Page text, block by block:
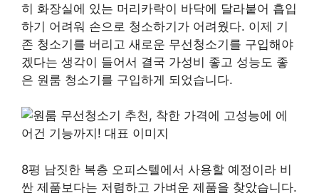
히 화장실에 있는 머리카락이 바닥에 달라붙어 흡입
하기 어려워 손으로 청소하기가 어려웠다. 이제 기
존 청소기를 버리고 새로운 무선청소기를 구입해야
겠다는 생각이 들어서 결국 가성비 좋고 성능도 좋
은 원룸 청소기를 구입하게 되었습니다.
8평 남짓한 복층 오피스텔에서 사용할 예정이라 비
싼 제품보다는 저렴하고 가벼운 제품을 찾았습니다.